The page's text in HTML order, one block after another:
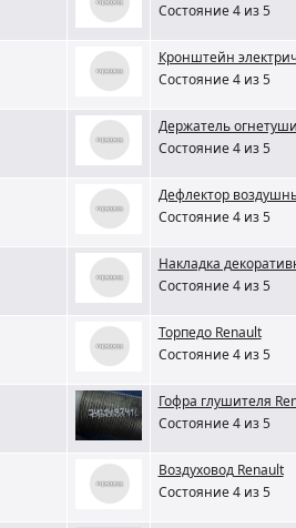
Состояние 4 из 5
Кронштейн
Состояние 4 из 5
Держатель
Состояние 4 из 5
Дефлектор
Состояние 4 из 5
Накладка
Состояние 4 из 5
Торпедо Renault
Состояние 4 из 5
Гофра глушителя
Состояние 4 из 5
Воздуховод Renault
Состояние 4 из 5